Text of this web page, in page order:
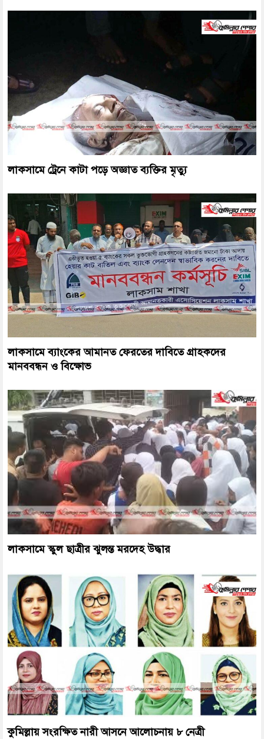
লাকসামে ট্রেনে কাটা পড়ে অজ্ঞাত ব্যক্তির মৃত্যু
লাকসামে ব্যাংকের আমানত ফেরতের দাবিতে গ্রাহকদের
মানববন্ধন ও বিক্ষোভ
লাকসামে স্কুল ছাত্রীর ঝুলন্ত মরদেহ উদ্ধার
কুমিল্লায় সংরক্ষিত নারী আসনে আলোচনায় ৮ নেত্রী